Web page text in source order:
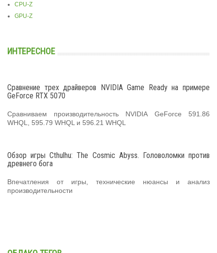
CPU-Z
GPU-Z
ИНТЕРЕСНОЕ
Сравнение трех драйверов NVIDIA Game Ready на примере
GeForce RTX 5070
Сравниваем производительность NVIDIA GeForce 591.86
WHQL, 595.79 WHQL и 596.21 WHQL
Обзор игры Cthulhu: The Cosmic Abyss. Головоломки против
древнего бога
Впечатления от игры, технические нюансы и анализ
производительности